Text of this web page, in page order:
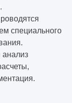
специального